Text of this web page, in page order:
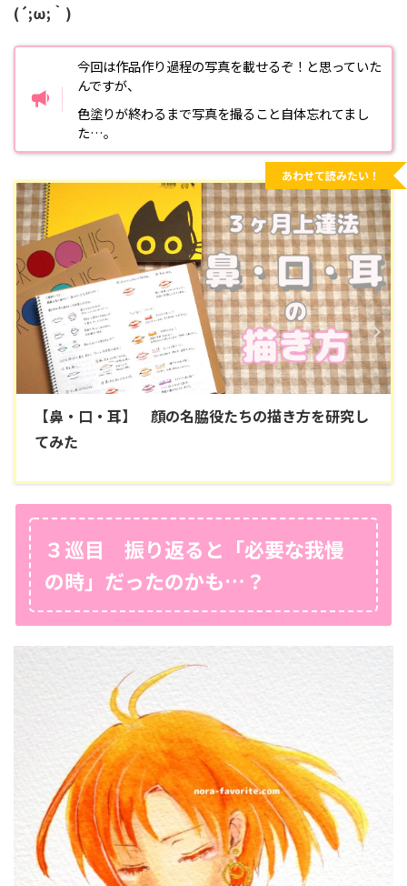
(´;ω;｀)
今回は作品作り過程の写真を載せるぞ！と思っていた
んですが、
色塗りが終わるまで写真を撮ること自体忘れてまし
た…。
【鼻・口・耳】 顔の名脇役たちの描き方を研究し
てみた
あわせて読みたい！
３巡目 振り返ると「必要な我慢
の時」だったのかも…？